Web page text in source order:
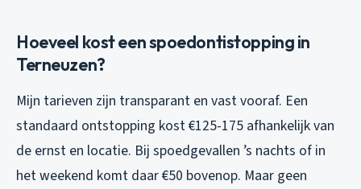
Hoeveel kost een spoedontistopping in
Terneuzen?
Mijn tarieven zijn transparant en vast vooraf. Een
standaard ontstopping kost €125-175 afhankelijk van
de ernst en locatie. Bij spoedgevallen ’s nachts of in
het weekend komt daar €50 bovenop. Maar geen